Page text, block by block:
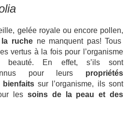
gelée royale ou encore pollen,
ruche ne manquent pas! Tous
vertus à la fois pour l’organisme
En effet, s’ils sont
pour leurs propriétés
bienfaitssur l’organisme, ils sont
les soins de la peau et des